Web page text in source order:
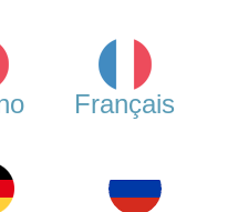
Français